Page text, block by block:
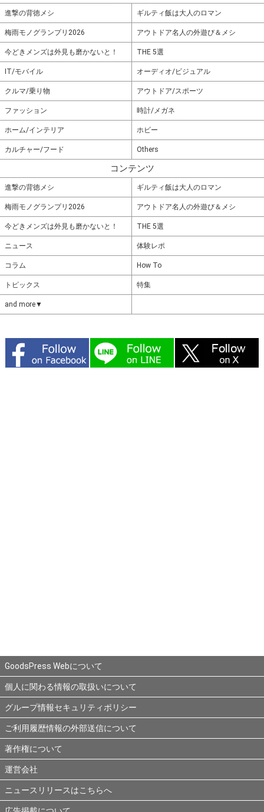
進撃の背徳メシ ギルティ飯は大人のロマン
梅雨モノグランプリ2026 アウトドア名人の外遊び＆メシ
今どきメンズは外見も磨かないと！ THE 5選
IT/モバイル オーディオ/ビジュアル
クルマ/乗り物 アウトドア/スポーツ
ファッション 時計/メガネ
ホーム/インテリア ホビー
カルチャー/フード Others
コンテンツ
進撃の背徳メシ ギルティ飯は大人のロマン
梅雨モノグランプリ2026 アウトドア名人の外遊び＆メシ
今どきメンズは外見も磨かないと！ THE 5選
ニュース 体験レポ
コラム How To
トピックス 特集
and more▼
GoodsPress Webについて
個人に関わる情報の取扱いについて
グループ情報セキュリティポリシー
ご利用履歴情報の外部送信について
著作権について
運営会社
ニュースリリースはこちらへ